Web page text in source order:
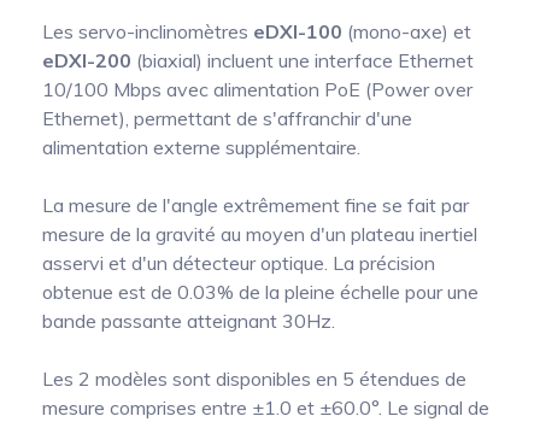
Les servo-inclinomètres eDXI-100 (mono-axe) et
eDXI-200 (biaxial) incluent une interface Ethernet
10/100 Mbps avec alimentation PoE (Power over
Ethernet), permettant de s'affranchir d'une
alimentation externe supplémentaire.
La mesure de l'angle extrêmement fine se fait par
mesure de la gravité au moyen d'un plateau inertiel
asservi et d'un détecteur optique. La précision
obtenue est de 0.03% de la pleine échelle pour une
bande passante atteignant 30Hz.
Les 2 modèles sont disponibles en 5 étendues de
mesure comprises entre ±1.0 et ±60.0°. Le signal de